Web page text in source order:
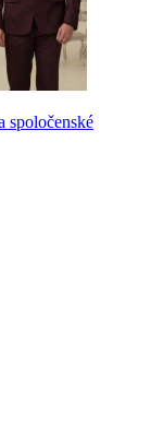
spoločenské